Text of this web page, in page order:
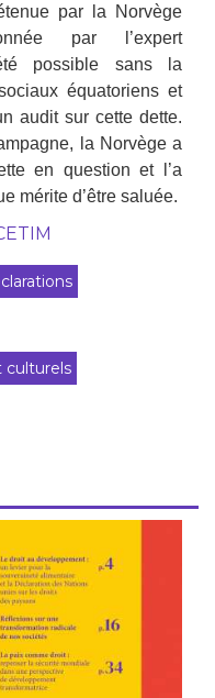
par la Norvège
par l’expert
possible sans la
équatoriens et
audit sur cette dette.
la Norvège a
en question et l’a
mérite d’être saluée.
culturels